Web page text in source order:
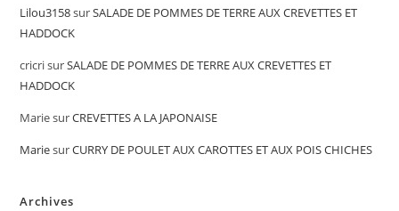
Lilou3158surSALADE DE POMMES DE TERRE AUX CREVETTES ET
HADDOCK
cricrisurSALADE DE POMMES DE TERRE AUX CREVETTES ET
HADDOCK
MariesurCREVETTES A LA JAPONAISE
MariesurCURRY DE POULET AUX CAROTTES ET AUX POIS CHICHES
Archives